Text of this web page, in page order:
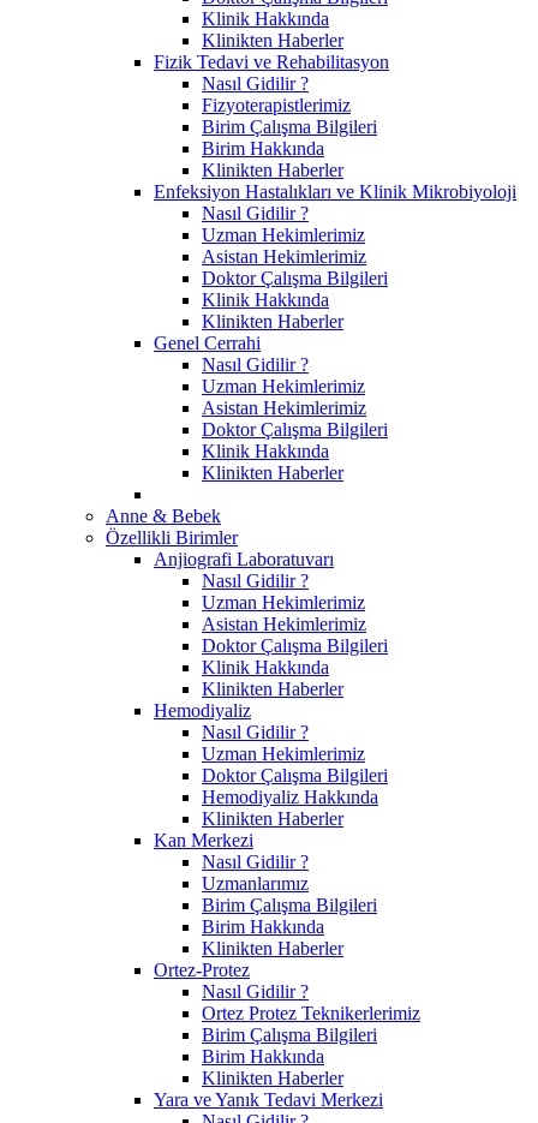
Klinik Hakkında
Klinikten Haberler
Fizik Tedavi ve Rehabilitasyon
Nasıl Gidilir ?
Fizyoterapistlerimiz
Birim Çalışma Bilgileri
Birim Hakkında
Klinikten Haberler
Enfeksiyon Hastalıkları ve Klinik Mikrobiyoloji
Nasıl Gidilir ?
Uzman Hekimlerimiz
Asistan Hekimlerimiz
Doktor Çalışma Bilgileri
Klinik Hakkında
Klinikten Haberler
Genel Cerrahi
Nasıl Gidilir ?
Uzman Hekimlerimiz
Asistan Hekimlerimiz
Doktor Çalışma Bilgileri
Klinik Hakkında
Klinikten Haberler
Anne & Bebek
Özellikli Birimler
Anjiografi Laboratuvarı
Nasıl Gidilir ?
Uzman Hekimlerimiz
Asistan Hekimlerimiz
Doktor Çalışma Bilgileri
Klinik Hakkında
Klinikten Haberler
Hemodiyaliz
Nasıl Gidilir ?
Uzman Hekimlerimiz
Doktor Çalışma Bilgileri
Hemodiyaliz Hakkında
Klinikten Haberler
Kan Merkezi
Nasıl Gidilir ?
Uzmanlarımız
Birim Çalışma Bilgileri
Birim Hakkında
Klinikten Haberler
Ortez-Protez
Nasıl Gidilir ?
Ortez Protez Teknikerlerimiz
Birim Çalışma Bilgileri
Birim Hakkında
Klinikten Haberler
Yara ve Yanık Tedavi Merkezi